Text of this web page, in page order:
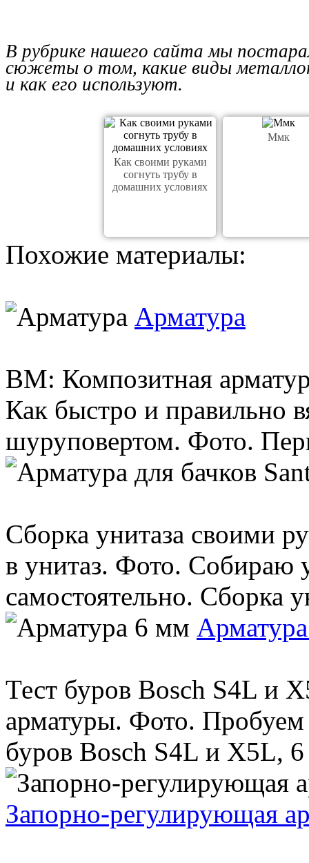
В рубрике нашего сайта мы
сюжеты о том, какие виды
и как его используют.
Как своими руками
согнуть трубу в
домашних условиях
Ммк
Похожие материалы:
Арматура
BM: Композитная
Как быстро и правильно
шуруповертом. Фото.
Сборка унитаза своими
в унитаз. Фото. Собираю
самостоятельно. Сборка
Тест буров Bosch S4L и
арматуры. Фото. Пробуем
буров Bosch S4L и X5L,
Запорно-регулирующая